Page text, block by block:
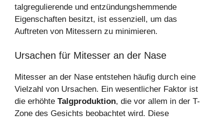
talgregulierende und entzündungshemmende
Eigenschaften besitzt, ist essenziell, um das
Auftreten von Mitessern zu minimieren.
Ursachen für Mitesser an der Nase
Mitesser an der Nase entstehen häufig durch eine
Vielzahl von Ursachen. Ein wesentlicher Faktor ist
die erhöhte Talgproduktion, die vor allem in der T-
Zone des Gesichts beobachtet wird. Diese